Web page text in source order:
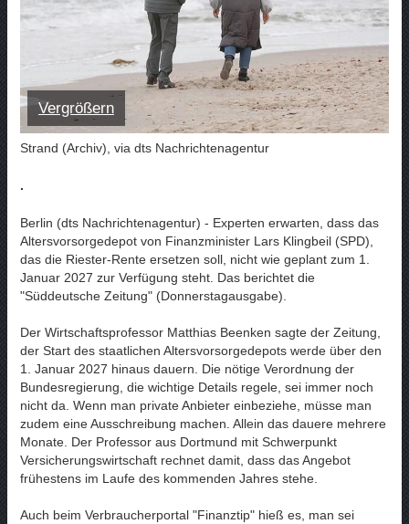
Vergrößern
Strand (Archiv), via dts Nachrichtenagentur
.
Berlin (dts Nachrichtenagentur) - Experten erwarten, dass das
Altersvorsorgedepot von Finanzminister Lars Klingbeil (SPD),
das die Riester-Rente ersetzen soll, nicht wie geplant zum 1.
Januar 2027 zur Verfügung steht. Das berichtet die
"Süddeutsche Zeitung" (Donnerstagausgabe).
Der Wirtschaftsprofessor Matthias Beenken sagte der Zeitung,
der Start des staatlichen Altersvorsorgedepots werde über den
1. Januar 2027 hinaus dauern. Die nötige Verordnung der
Bundesregierung, die wichtige Details regele, sei immer noch
nicht da. Wenn man private Anbieter einbeziehe, müsse man
zudem eine Ausschreibung machen. Allein das dauere mehrere
Monate. Der Professor aus Dortmund mit Schwerpunkt
Versicherungswirtschaft rechnet damit, dass das Angebot
frühestens im Laufe des kommenden Jahres stehe.
Auch beim Verbraucherportal "Finanztip" hieß es, man sei